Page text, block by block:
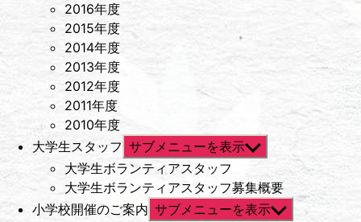
2016年度
2015年度
2014年度
2013年度
2012年度
2011年度
2010年度
大学生スタッフ サブメニューを表示
大学生ボランティアスタッフ
大学生ボランティアスタッフ募集概要
小学校開催のご案内 サブメニューを表示